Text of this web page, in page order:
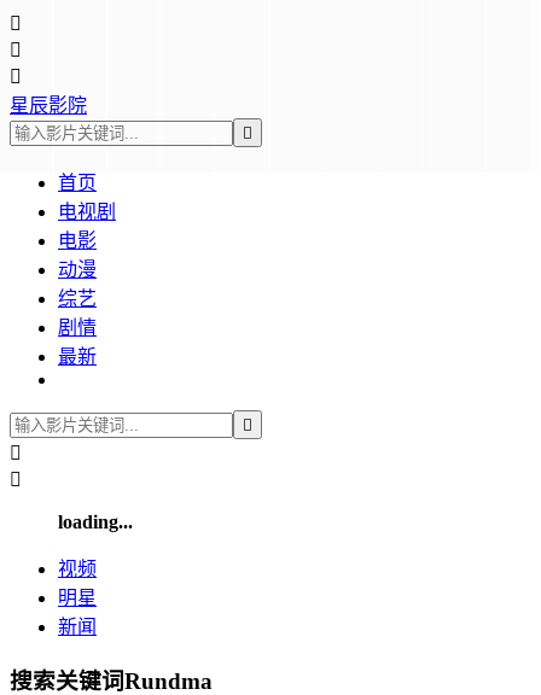



星辰影院

首页
电视剧
电影
动漫
综艺
剧情
最新



loading...
视频
明星
新闻
搜索关键词Rundma